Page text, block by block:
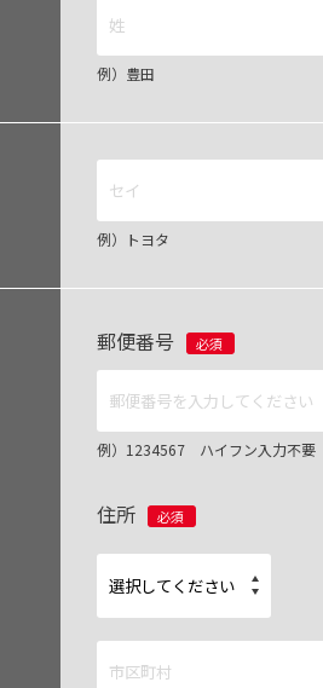
例）豊田
例）トヨタ
郵便番号 必須
例）1234567 ハイフン入力不要
住所 必須